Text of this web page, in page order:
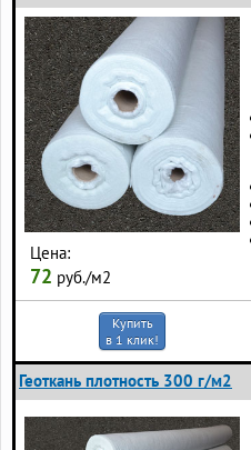
Цена:
72 руб./м2
Купить
в 1 клик!
Геоткань плотность 300 г/м2